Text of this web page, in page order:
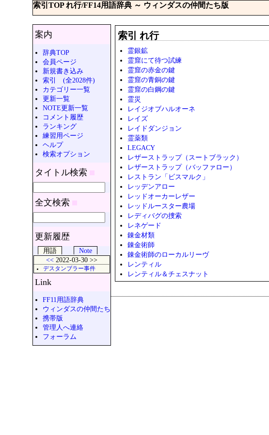
索引TOP れ行/FF14用語辞典 ～ ウィンダスの仲間たち版
案内
辞典TOP
会員ページ
新規書き込み
索引 (全2028件)
カテゴリー一覧
更新一覧
NOTE更新一覧
コメント履歴
ランキング
練習用ページ
ヘルプ
検索オプション
タイトル検索
全文検索
更新履歴
用語
Note
<< 2022-03-30 >>
デスタンブラー事件
Link
FF11用語辞典
ウィンダスの仲間たち
携帯版
管理人へ連絡
フォーラム
索引 れ行
霊銀鉱
霊窟にて待つ試練
霊窟の赤金の鍵
霊窟の青銅の鍵
霊窟の白鋼の鍵
霊災
レイジオブハルオーネ
レイズ
レイドダンジョン
霊薬類
LEGACY
レザーストラップ（スートブラック）
レザーストラップ（バッファロー）
レストラン「ビスマルク」
レッデンアロー
レッドオーカーレザー
レッドルースター農場
レディバグの捜索
レネゲード
錬金材類
錬金術師
錬金術師のローカルリーヴ
レンティル
レンティル＆チェスナット